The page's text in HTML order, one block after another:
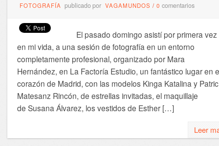
FOTOGRAFÍA publicado por VAGAMUNDOS / 0 comentarios
El pasado domingo asistí por primera vez
en mi vida, a una sesión de fotografía en un entorno
completamente profesional, organizado por Mara
Hernández, en La Factoría Estudio, un fantástico lugar en
corazón de Madrid, con las modelos Kinga Katalina y
Matesanz Rincón, de estrellas invitadas, el maquillaje
de Susana Álvarez, los vestidos de Esther […]
Leer